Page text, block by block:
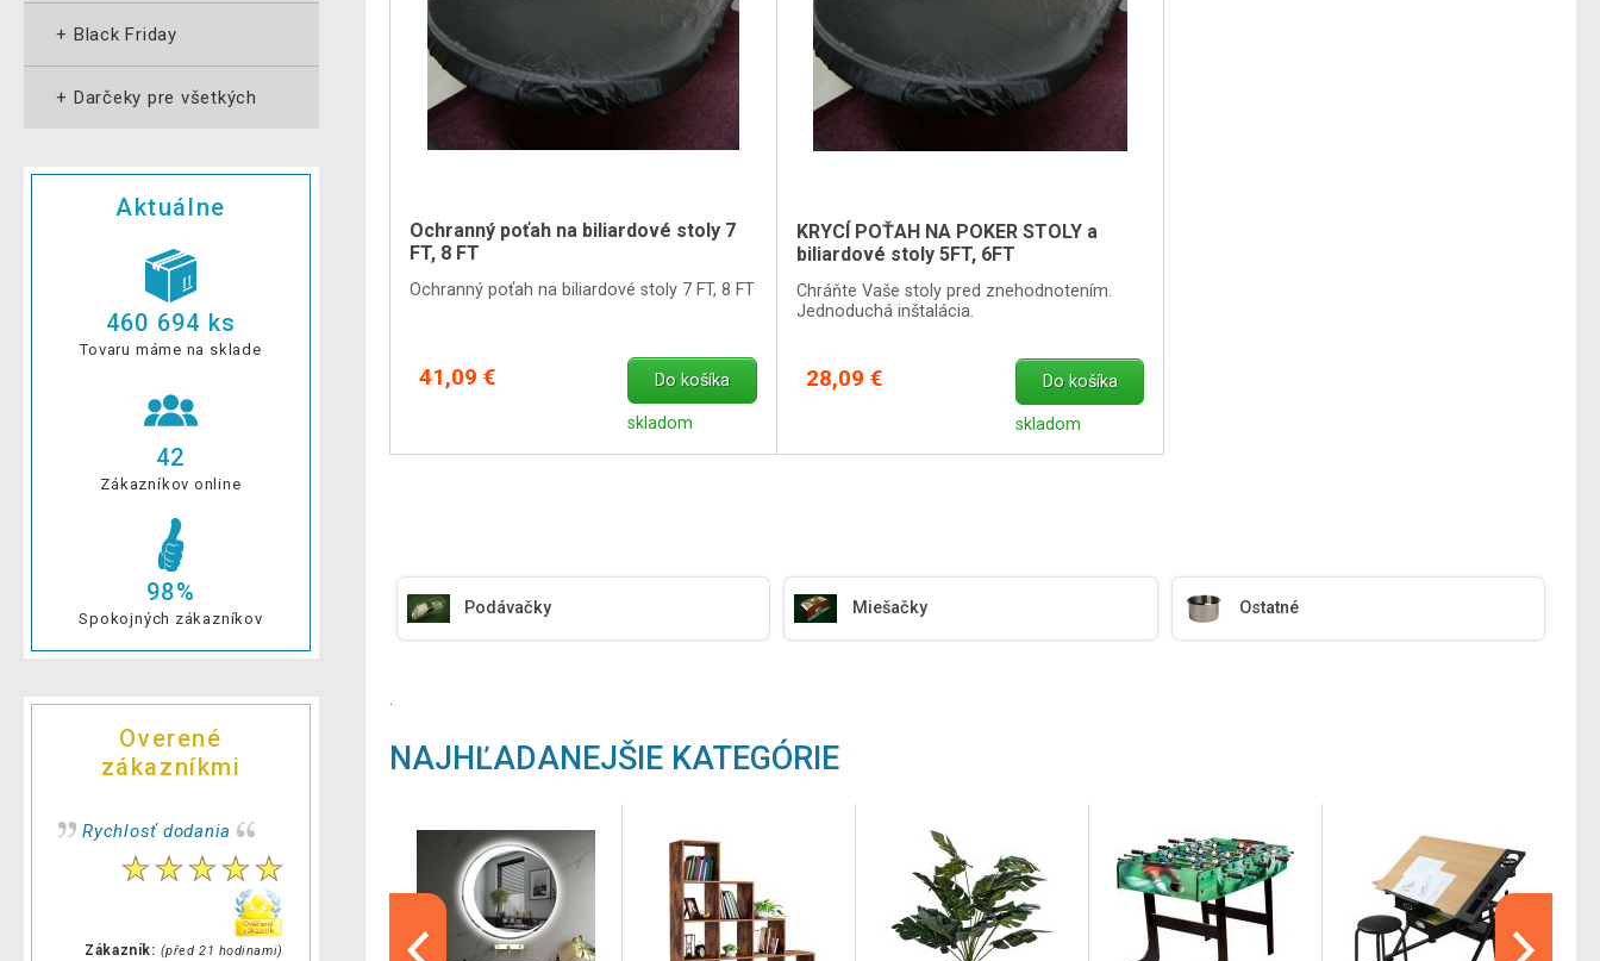
+ Black Friday
+ Darčeky pre všetkých
Aktuálne
460 694 ks
Tovaru máme na sklade
42
Zákazníkov online
98%
Spokojných zákazníkov
Overené
zákazníkmi
Rychlosť dodania
Zákazník: (před 21 hodinami)
Ochranný poťah na biliardové stoly 7
FT, 8 FT
Ochranný poťah na biliardové stoly 7 FT, 8 FT
41,09 € Do košíka
skladom
KRYCÍ POŤAH NA POKER STOLY a
biliardové stoly 5FT, 6FT
Chráňte Vaše stoly pred znehodnotením.
Jednoduchá inštalácia.
28,09 € Do košíka
skladom
Podávačky Miešačky Ostatné
.
NAJHĽADANEJŠIE KATEGÓRIE